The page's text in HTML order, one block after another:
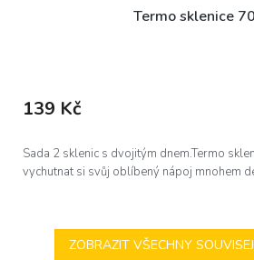
Termo sklenice
139 Kč
Sada 2 sklenic s dvojitým dnem.Termo
vychutnat si svůj oblíbený nápoj mnohem
ZOBRAZIT VŠECHNY